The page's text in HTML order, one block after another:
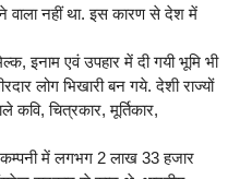
वाला नहीं था. इस कारण से देश में
इनाम एवं उपहार में दी गयी भूमि भी
लोग भिखारी बन गये. देशी राज्यों
चित्रकार, मूर्तिकार,
में लगभग 2 लाख 33 हजार